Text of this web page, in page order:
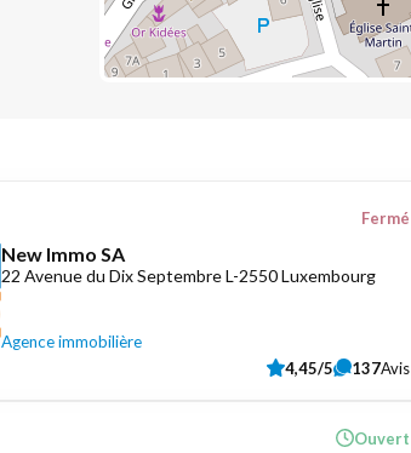
New Immo SA
22 Avenue du Dix Septembre L-2550 Luxembourg
Agence immobilière
Fermé
4,45/5 137Avis
Ouvert